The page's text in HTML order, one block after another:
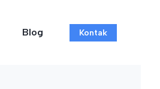
Blog Kontak